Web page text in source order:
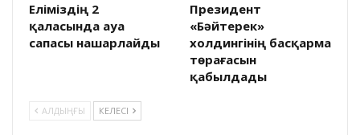
Еліміздің 2
қаласында ауа
сапасы нашарлайды
Президент
«Бәйтерек»
холдингінің басқарма
төрағасын
қабылдады
АЛДЫҢҒЫ КЕЛЕСІ